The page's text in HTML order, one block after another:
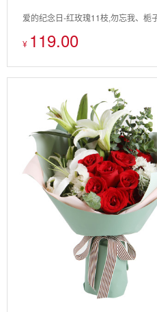
爱的纪念日-红玫瑰11枝,勿忘我、栀
¥ 119.00